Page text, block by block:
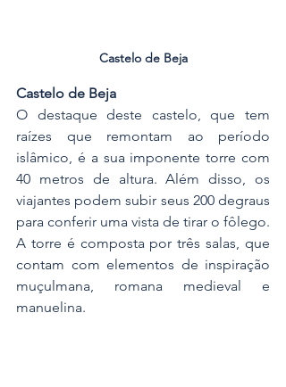
Castelo de Beja
Castelo de Beja
O destaque deste castelo, que tem
raízes que remontam ao período
islâmico, é a sua imponente torre com
40 metros de altura. Além disso, os
viajantes podem subir seus 200 degraus
para conferir uma vista de tirar o fôlego.
A torre é composta por três salas, que
contam com elementos de inspiração
muçulmana, romana medieval e
manuelina.